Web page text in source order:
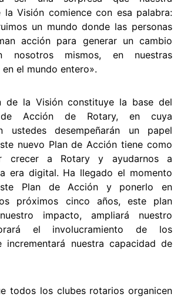
la Visión comience con esa palabra:
un mundo donde las personas
acción para generar un cambio
nosotros mismos, en nuestras
el mundo entero».
de la Visión constituye la base del
Acción de Rotary, en cuya
ustedes desempeñarán un papel
nuevo Plan de Acción tiene como
crecer a Rotary y ayudarnos a
era digital. Ha llegado el momento
Plan de Acción y ponerlo en
próximos cinco años, este plan
impacto, ampliará nuestro
el involucramiento de los
incrementará nuestra capacidad de
todos los clubes rotarios organicen